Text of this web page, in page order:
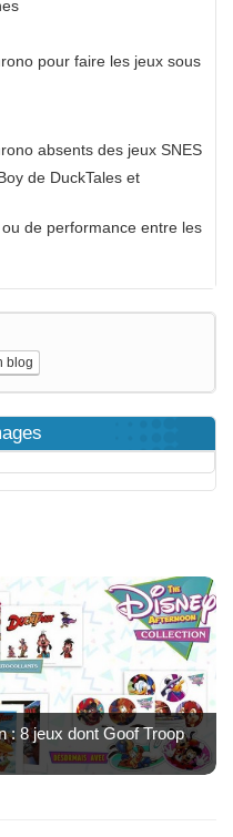
pour faire les jeux sous
absents des jeux SNES
de DuckTales et
de performance entre les
blog
: 8 jeux dont Goof Troop